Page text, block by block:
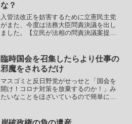
な？
入管法改正を妨害するために立憲民主党
がまた、今度は法務大臣問責決議を出し
ました。【立民が法相の問責決議案提
管難民法改正案採決を阻止するため、斎
藤健法相の問責決議案を参...
臨時国会を召集したらより仕事の
邪魔をされるだけ
マスゴミと反日野党がせっせと「国会を
開け！コロナ対策を放棄するのか！」み
たいなことをほざいているので簡単に。
って国会にリソースを割かれて厚労省も